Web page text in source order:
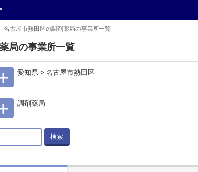
名古屋市熱田区の調剤薬局の事業所一覧
局の事業所一覧
愛知県 > 名古屋市熱田区
調剤薬局
検索